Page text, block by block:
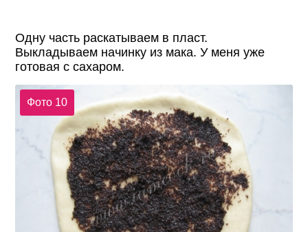
Одну часть раскатываем в пласт.
Выкладываем начинку из мака. У меня уже
готовая с сахаром.
Фото 10